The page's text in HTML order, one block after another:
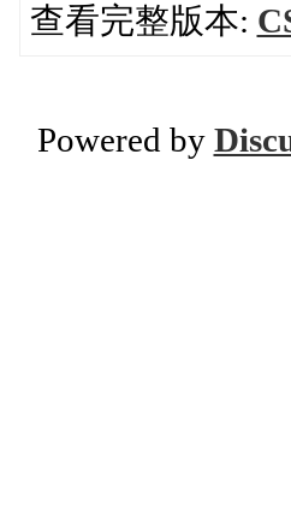
查看完整版本:
Powered by